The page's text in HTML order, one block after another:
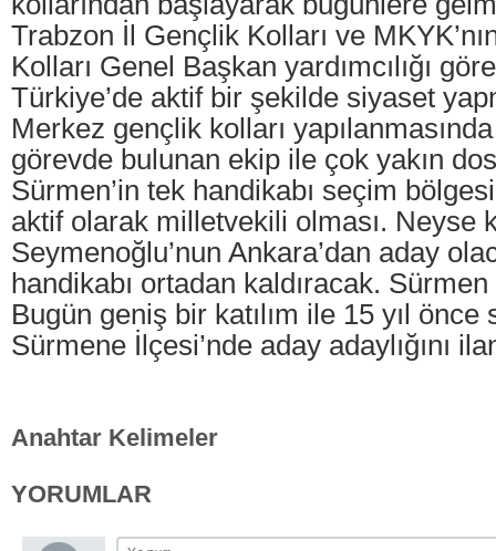
Trabzon İl Gençlik Kolları ve
Kolları Genel Başkan yardımcılığı
Türkiye’de aktif bir şekilde siyaset
Merkez gençlik kolları
görevde bulunan ekip ile çok yakın
Sürmen’in tek handikabı seçim
aktif olarak milletvekili olması. Neyse
Seymenoğlu’nun Ankara’dan aday
handikabı ortadan kaldıracak.
Bugün geniş bir katılım ile 15 yıl önce
Sürmene İlçesi’nde aday adaylığını
Anahtar Kelimeler
YORUMLAR